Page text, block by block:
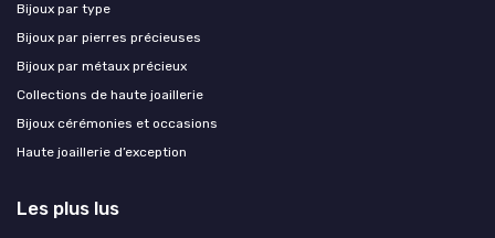
Bijoux par type
Bijoux par pierres précieuses
Bijoux par métaux précieux
Collections de haute joaillerie
Bijoux cérémonies et occasions
Haute joaillerie d’exception
Les plus lus